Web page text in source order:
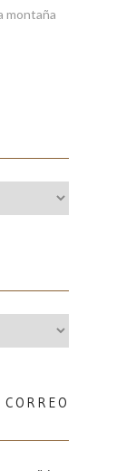
montaña